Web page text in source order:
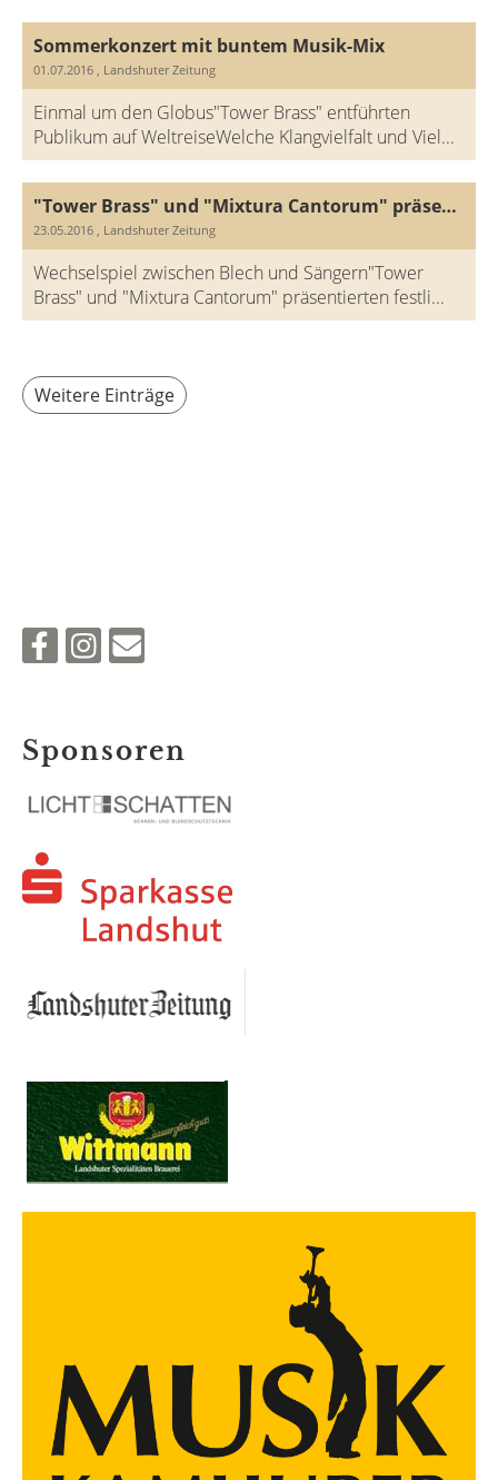
Sommerkonzert mit buntem Musik-Mix
01.07.2016 , Landshuter Zeitung
Einmal um den Globus"Tower Brass" entführten
Publikum auf WeltreiseWelche Klangvielfalt und Viel...
"Tower Brass" und "Mixtura Cantorum" präsentierten festliche Werke
23.05.2016 , Landshuter Zeitung
Wechselspiel zwischen Blech und Sängern"Tower
Brass" und "Mixtura Cantorum" präsentierten festli...
Weitere Einträge
Sponsoren